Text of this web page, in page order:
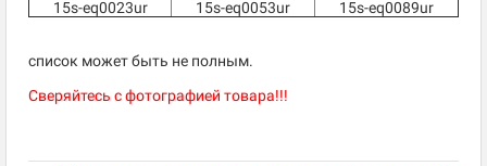
15s-eq0023ur
15s-eq0053ur
15s-eq0089ur
список может быть не полным.
Сверяйтесь с фотографией товара!!!